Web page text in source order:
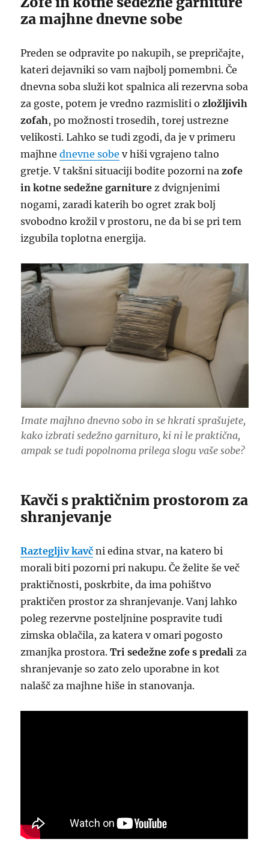
za majhne dnevne sobe
Preden se odpravite po nakupih, se prepričajte,
kateri dejavniki so vam najbolj pomembni. Če
dnevna soba služi kot spalnica ali rezervna soba
za goste, potem je vredno razmisliti ozložljivih
zofah, po možnosti trosedih, torej ustrezne
velikosti. Lahko se tudi zgodi, da je v primeru
majhnednevne sobe v hiši vgrajeno talno
gretje. V takšni situaciji bodite pozorni nazofe
in kotne sedežne garniture z dvignjenimi
nogami, zaradi katerih bo ogret zrak bolj
svobodno krožil v prostoru, ne da bi se pri tem
izgubila toplotna energija.
Imate majhno dnevno sobo in se hkrati sprašujete,
kako izbrati sedežno garnituro, ki ni le praktična,
ampak se tudi popolnoma prilega slogu vaše sobe?
Kavči s praktičnim prostorom za
shranjevanje
Raztegljiv kavč ni edina stvar, na katero bi
morali biti pozorni pri nakupu. Če želite še več
praktičnosti, poskrbite, da ima pohištvo
praktičen prostor za shranjevanje. Vanj lahko
poleg rezervne posteljnine pospravite tudi
zimska oblačila, za katera v omari pogosto
zmanjka prostora.Tri sedežne zofe s predali za
shranjevanje so zato zelo uporabne in kot
nalašč za majhne hiše in stanovanja.